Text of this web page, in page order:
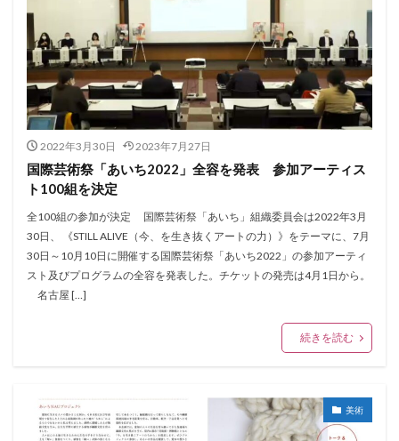
2022年3月30日 2023年7月27日
国際芸術祭「あいち2022」全容を発表 参加アーティス
ト100組を決定
全100組の参加が決定 国際芸術祭「あいち」組織委員会は2022年3月
30日、 《STILL ALIVE（今、を生き抜くアートの力）》をテーマに、7月
30日～10月10日に開催する国際芸術祭「あいち2022」の参加アーティ
スト及びプログラムの全容を発表した。チケットの発売は4月1日から。
名古屋 […]
続きを読む
美術